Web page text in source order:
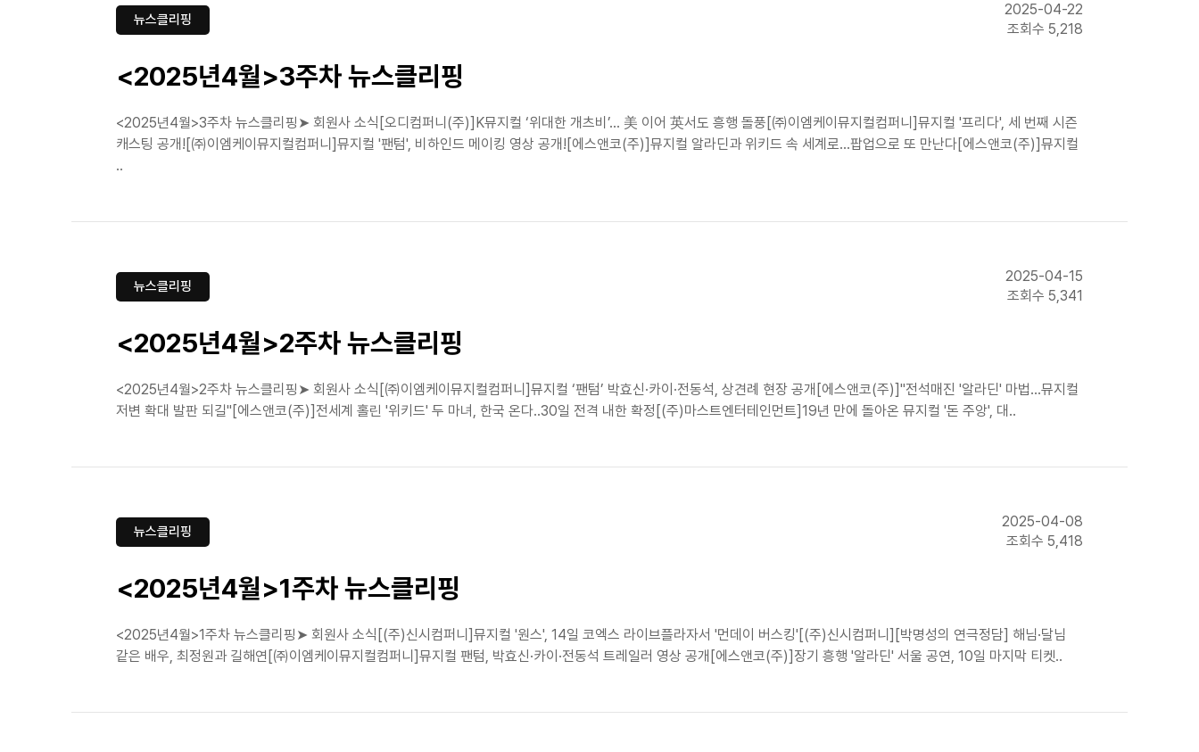
뉴스클리핑
2025-04-22
조회수 5,218
<2025년4월>3주차 뉴스클리핑
<2025년4월>3주차 뉴스클리핑➤ 회원사 소식[오디컴퍼니(주)]K뮤지컬 ‘위대한 개츠비’… 美 이어 英서도 흥행 돌풍[㈜이엠케이뮤지컬컴퍼니]뮤지컬 '프리다', 세 번째 시즌
캐스팅 공개![㈜이엠케이뮤지컬컴퍼니]뮤지컬 '팬텀', 비하인드 메이킹 영상 공개![에스앤코(주)]뮤지컬 알라딘과 위키드 속 세계로…팝업으로 또 만난다[에스앤코(주)]뮤지컬
..
뉴스클리핑
2025-04-15
조회수 5,341
<2025년4월>2주차 뉴스클리핑
<2025년4월>2주차 뉴스클리핑➤ 회원사 소식[㈜이엠케이뮤지컬컴퍼니]뮤지컬 ‘팬텀’ 박효신·카이·전동석, 상견례 현장 공개[에스앤코(주)]"전석매진 '알라딘' 마법…뮤지컬
저변 확대 발판 되길"[에스앤코(주)]전세계 홀린 '위키드' 두 마녀, 한국 온다..30일 전격 내한 확정[(주)마스트엔터테인먼트]19년 만에 돌아온 뮤지컬 '돈 주앙', 대..
뉴스클리핑
2025-04-08
조회수 5,418
<2025년4월>1주차 뉴스클리핑
<2025년4월>1주차 뉴스클리핑➤ 회원사 소식[(주)신시컴퍼니]뮤지컬 '원스', 14일 코엑스 라이브플라자서 '먼데이 버스킹'[(주)신시컴퍼니][박명성의 연극정담] 해님·달님
같은 배우, 최정원과 길해연[㈜이엠케이뮤지컬컴퍼니]뮤지컬 팬텀, 박효신·카이·전동석 트레일러 영상 공개[에스앤코(주)]장기 흥행 '알라딘' 서울 공연, 10일 마지막 티켓..